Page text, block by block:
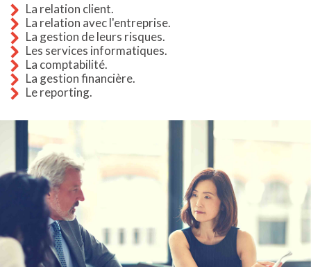
La relation client.
La relation avec l'entreprise.
La gestion de leurs risques.
Les services informatiques.
La comptabilité.
La gestion financière.
Le reporting.